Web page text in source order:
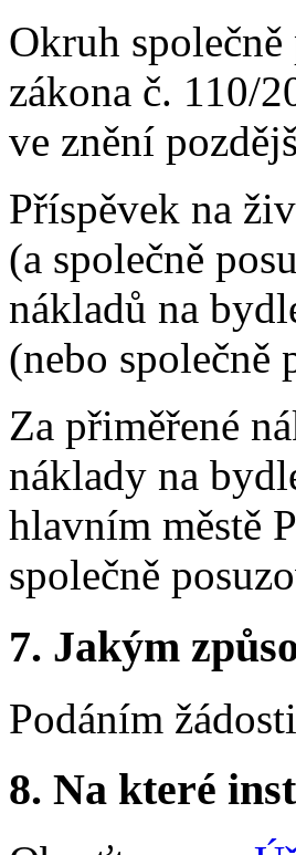
Okruh
zákona č. 110/
ve znění
Příspěvek na
(a společně
nákladů na
(nebo společně
Za přiměřené
náklady na
hlavním městě
společně
7. Jakým
Podáním
8. Na které